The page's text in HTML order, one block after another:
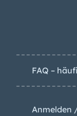
FAQ –
Anmelden